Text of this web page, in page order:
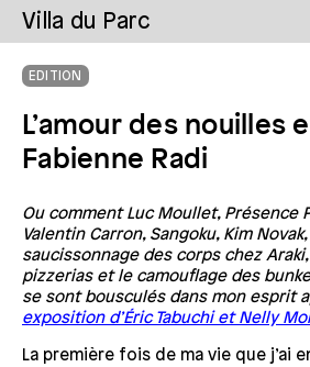
Villa du Parc
EDITION
L’amour des nouilles
Fabienne Radi
Ou comment Luc Moullet, Présence
Valentin Carron, Sangoku, Kim
saucissonnage des corps chez
pizzerias et le camouflage des
se sont bousculés dans mon esprit
exposition d’Éric Tabuchi et Nelly
La première fois de ma vie que j’ai